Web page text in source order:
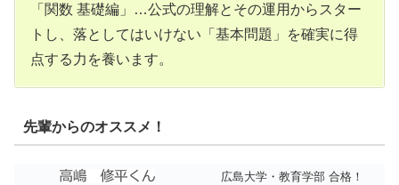
「関数 基礎編」…公式の理解とその運用からスター
トし、落としてはいけない「基本問題」を確実に得
点する力を養います。
先輩からのオススメ！
広島大学・教育学部 合格！